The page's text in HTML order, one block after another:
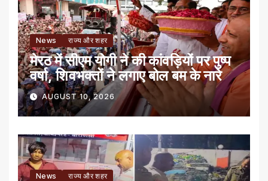
News राज्य और शहर
मेरठ में सीएम योगी ने की कांवड़ियों पर पुष्प
वर्षा, शिवभक्तों ने लगाए बोल बम के नारे
AUGUST 10, 2026
News राज्य और शहर